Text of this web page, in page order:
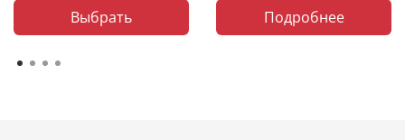
Выбрать Подробнее